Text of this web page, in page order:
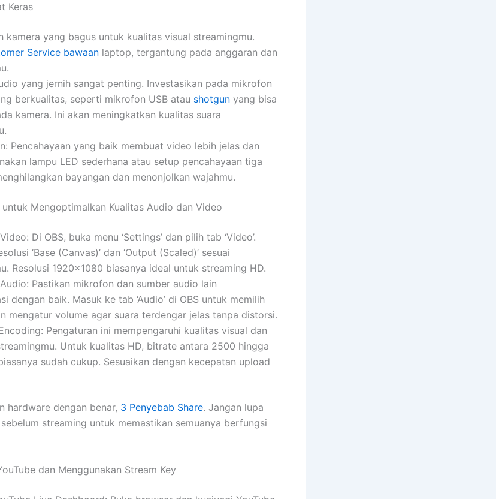
Keras
kamera yang bagus untuk kualitas visual streamingmu.
Service bawaan laptop, tergantung pada anggaran dan
yang jernih sangat penting. Investasikan pada mikrofon
berkualitas, seperti mikrofon USB atau shotgun yang bisa
kamera. Ini akan meningkatkan kualitas suara
Pencahayaan yang baik membuat video lebih jelas dan
lampu LED sederhana atau setup pencahayaan tiga
bayangan dan menonjolkan wajahmu.
Mengoptimalkan Kualitas Audio dan Video
Di OBS, buka menu ‘Settings’ dan pilih tab ‘Video’.
‘Base (Canvas)’ dan ‘Output (Scaled)’ sesuai
Resolusi 1920×1080 biasanya ideal untuk streaming HD.
Pastikan mikrofon dan sumber audio lain
dengan baik. Masuk ke tab ‘Audio’ di OBS untuk memilih
mengatur volume agar suara terdengar jelas tanpa distorsi.
Pengaturan ini mempengaruhi kualitas visual dan
Untuk kualitas HD, bitrate antara 2500 hingga
sudah cukup. Sesuaikan dengan kecepatan upload
hardware dengan benar, 3 Penyebab Share. Jangan lupa
streaming untuk memastikan semuanya berfungsi
dan Menggunakan Stream Key